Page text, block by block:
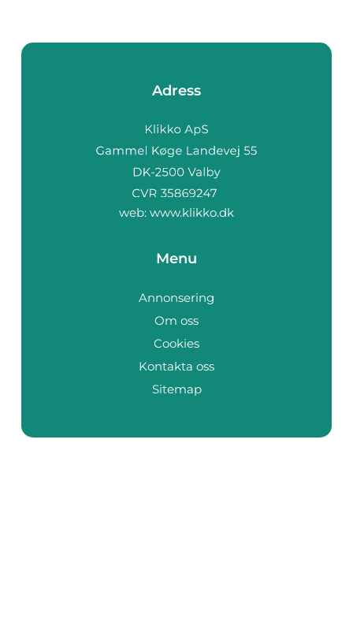
Adress
web: www.klikko.dk
Menu
Annonsering
Om oss
Cookies
Kontakta oss
Sitemap